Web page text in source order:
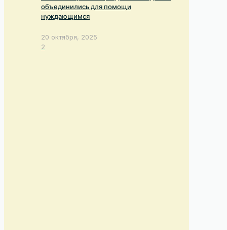
объединились для помощи
нуждающимся
20 октября, 2025
2